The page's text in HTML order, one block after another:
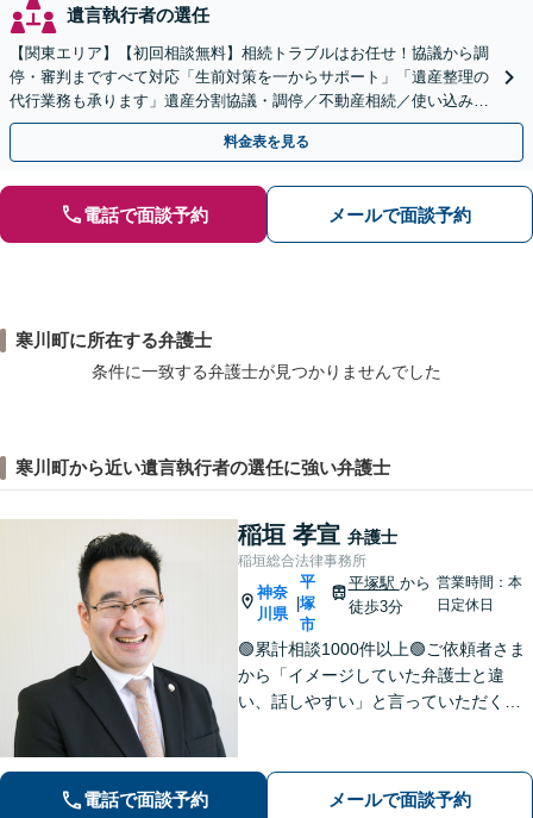
遺言執行者の選任
【関東エリア】【初回相談無料】相続トラブルはお任せ！協議から調
停・審判まですべて対応「生前対策を一からサポート」「遺産整理の
代行業務も承ります」遺産分割協議・調停／不動産相続／使い込み／
遺留分侵害額請求／相続放棄【完全個室】
料金表を見る
電話で面談予約 メールで面談予約
寒川町に所在する弁護士
条件に一致する弁護士が見つかりませんでした
寒川町から近い遺言執行者の選任に強い弁護士
稲垣 孝宣 弁護士
稲垣総合法律事務所
神奈
川県
平
塚
市
平塚駅 から
徒歩3分
営業時間：本
日定休日
🟢累計相談1000件以上🟢ご依頼者さま
から「イメージしていた弁護士と違
い、話しやすい」と言っていただくこ
ニケーションをいたします！【債務整
理のご相談は何度でも無料】【平塚駅3
電話で面談予約 メールで面談予約